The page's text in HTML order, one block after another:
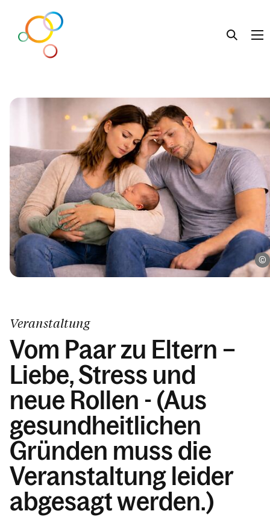
Lebens.Beratung
Liebe.Leben
Familie.Leben
Getrennt.Leben
Veranstaltung
Vom Paar zu Eltern –
Liebe, Stress und
neue Rollen - (Aus
gesundheitlichen
Gründen muss die
Veranstaltung leider
abgesagt werden.)